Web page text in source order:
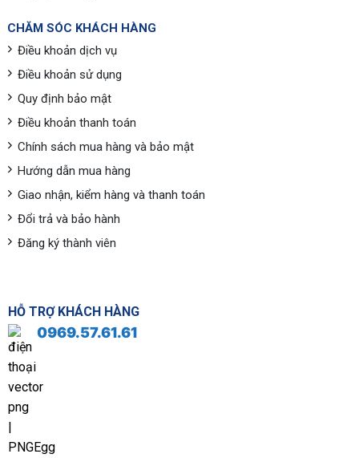
CHĂM SÓC KHÁCH HÀNG
Điều khoản dịch vụ
Điều khoản sử dụng
Quy định bảo mật
Điều khoản thanh toán
Chính sách mua hàng và bảo mật
Hướng dẫn mua hàng
Giao nhận, kiểm hàng và thanh toán
Đổi trả và bảo hành
Đăng ký thành viên
HỖ TRỢ KHÁCH HÀNG
0969.57.61.61